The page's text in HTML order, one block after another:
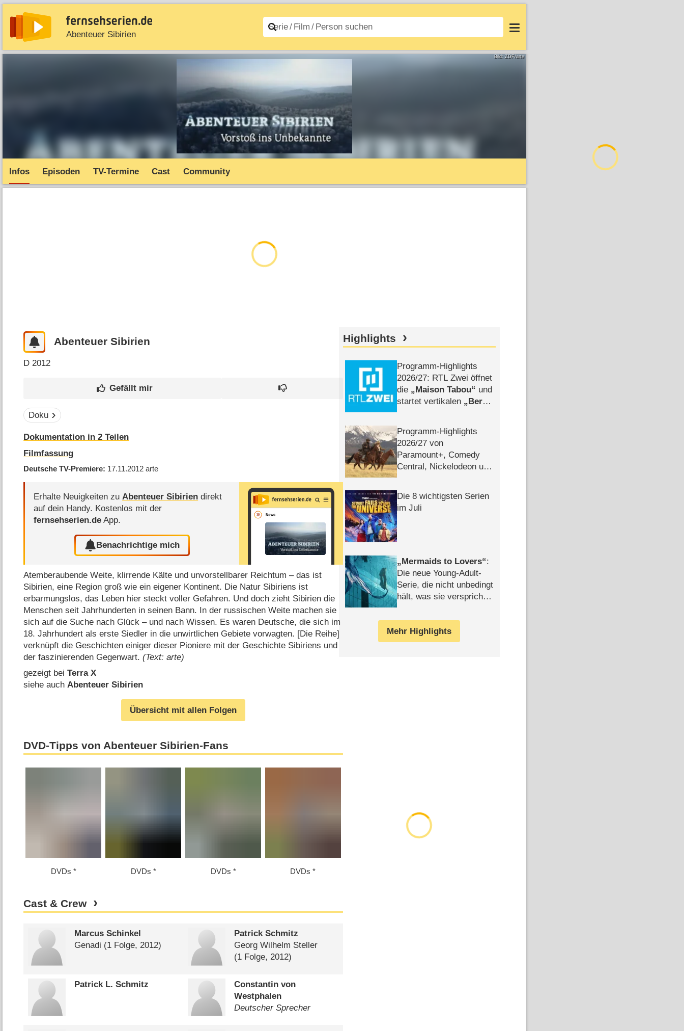
Abenteuer Sibirien
News Entdecken Streaming Filme A–Z Login
Bild: ZDF/arte
Infos Episoden TV-Termine Cast Community
Abenteuer Sibirien
D 2012
Doku
Dokumentation in 2 Teilen
Filmfassung
Deutsche TV-Premiere 17.11.2012arte
Erhalte Neuigkeiten zu Abenteuer Sibirien direkt
auf dein Handy. Kostenlos mit der
fernsehserien.de App.
Benachrichtige mich
Atemberaubende Weite, klirrende Kälte und unvorstellbarer Reichtum – das ist
Sibirien, eine Region groß wie ein eigener Kontinent. Die Natur Sibiriens ist
erbarmungslos, das Leben hier steckt voller Gefahren. Und doch zieht Sibirien die
Menschen seit Jahrhunderten in seinen Bann. In der russischen Weite machen sie
sich auf die Suche nach Glück – und nach Wissen. Es waren Deutsche, die sich im
18. Jahrhundert als erste Siedler in die unwirtlichen Gebiete vorwagten. [Die Reihe]
verknüpft die Geschichten einiger dieser Pioniere mit der Geschichte Sibiriens und
der faszinierenden Gegenwart.(Text: arte)
gezeigt beiTerra X
siehe auchAbenteuer Sibirien
Übersicht mit allen Folgen
DVD-Tipps von Abenteuer Sibirien-Fans
DVDs DVDs DVDs DVDs
Cast & Crew
Marcus Schinkel
Genadi (1 Folge, 2012)
Patrick Schmitz
Georg Wilhelm Steller
(1 Folge, 2012)
Patrick L. Schmitz
Constantin von
Westphalen
Deutscher Sprecher
Highlights
Programm-Highlights
2026/​27: RTL Zwei öffnet
die
Maison Tabou
und
startet vertikalen
Berlin
Programm-Highlights
2026/​27 von
Paramount+, Comedy
Central, Nickelodeon und
Die 8 wichtigsten Serien
im Juli
Mermaids to Lovers :
Die neue Young-Adult-
Serie, die nicht unbedingt
hält, was sie verspricht –
Mehr Highlights